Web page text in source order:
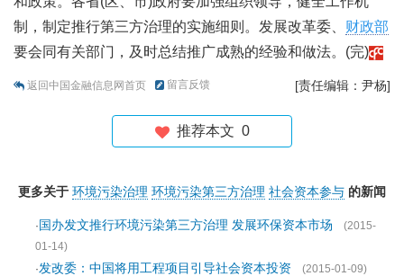
制，制定推行第三方治理的实施细则。发展改革委、 财政部
要会同有关部门，及时总结推广成熟的经验和做法。(完)
返回中国金融信息网首页 留言反馈 [责任编辑：尹杨]
推荐本文 0
更多关于 环境污染治理 环境污染第三方治理 社会资本参与 的新闻
·国办发文推行环境污染第三方治理 发展环保资本市场
(2015-
01-14)
·发改委：中国将用工程项目引导社会资本投资
(2015-01-09)